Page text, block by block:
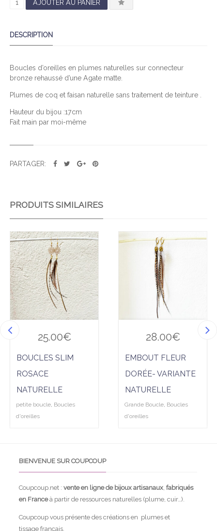
N
T
T
É
D
B
L
T
M
A
AJOUTER AU PANIER
DESCRIPTION
Boucles d’oreilles en plumes naturelles sur connecteur
bronze rehaussé d’une Agate matte.
Plumes de coq et faisan naturelle sans traitement de teinture .
Hauteur du bijou :17cm
Fait main par moi-même
PARTAGER:
PRODUITS SIMILAIRES
Ajo
uter
à la
wis
hlist
25.00€
BOUCLES SLIM
ROSACE
NATURELLE
petite boucle, Boucles
d'oreilles
Ajo
28.00€
EMBOUT FLEUR
DORÉE- VARIANTE
NATURELLE
Grande Boucle, Boucles
d'oreilles
BIENVENUE SUR COUPCOUP
Coupcoup.net : vente en ligne de bijoux artisanaux fabriqués
en Franceà partir de ressources naturelles (plume, cuir…).
Coupcoup vous présente des créations en plumes et
tissage français.